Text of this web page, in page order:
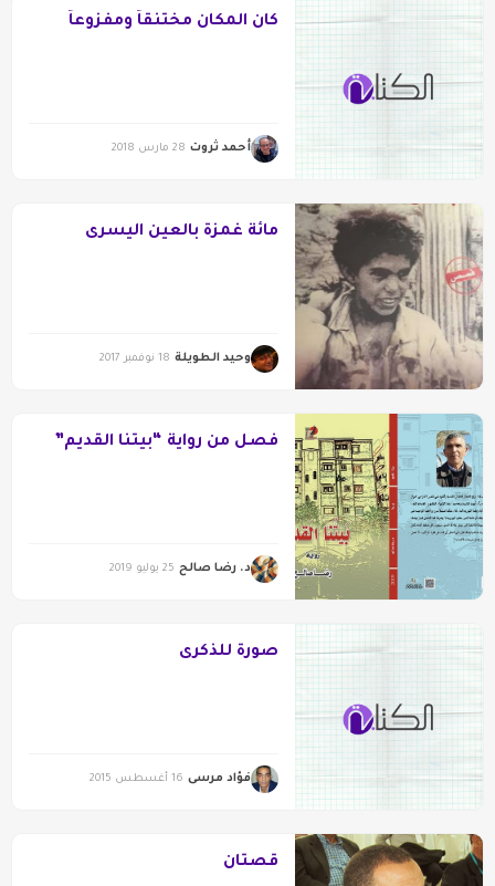
كان المكان مختنقاً ومفزوعاً
أحمد ثروت 28 مارس 2018
مائة غمزة بالعين اليسرى
وحيد الطويلة 18 نوفمبر 2017
فصل من رواية “بيتنا القديم”
د. رضا صالح 25 يوليو 2019
صورة للذكرى
فؤاد مرسى 16 أغسطس 2015
قصتان